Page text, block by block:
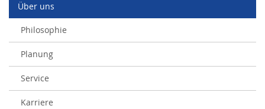
Über uns
Philosophie
Planung
Service
Karriere